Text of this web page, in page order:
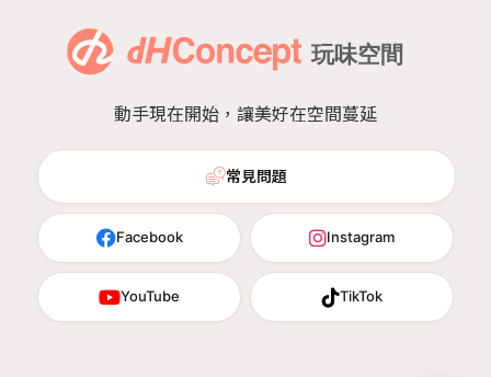
動手現在開始，讓美好在空間蔓延
常見問題
Facebook Instagram
YouTube TikTok